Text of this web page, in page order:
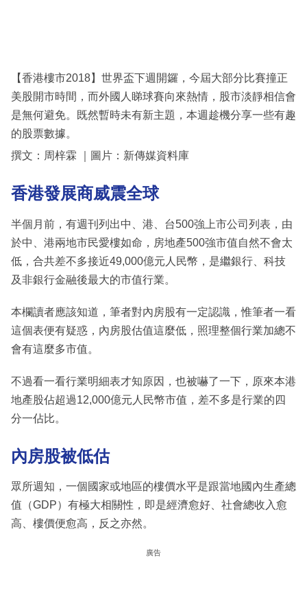
區
【香港樓市2018】世界盃下週開鑼，今屆大部分比賽撞正
美股開市時間，而外國人睇球賽向來熱情，股市淡靜相信會
是無何避免。既然暫時未有新主題，本週趁機分享一些有趣
的股票數據。
撰文：周梓霖 ｜圖片：新傳媒資料庫
香港發展商威震全球
半個月前，有週刊列出中、港、台500強上市公司列表，由
於中、港兩地市民愛樓如命，房地產500強市值自然不會太
低，合共差不多接近49,000億元人民幣，是繼銀行、科技
及非銀行金融後最大的市值行業。
本欄讀者應該知道，筆者對內房股有一定認識，惟筆者一看
這個表便有疑惑，內房股估值這麼低，照理整個行業加總不
會有這麼多市值。
不過看一看行業明細表才知原因，也被嚇了一下，原來本港
地產股佔超過12,000億元人民幣市值，差不多是行業的四
分一佔比。
內房股被低估
眾所週知，一個國家或地區的樓價水平是跟當地國內生產總
值（GDP）有極大相關性，即是經濟愈好、社會總收入愈
高、樓價便愈高，反之亦然。
廣告